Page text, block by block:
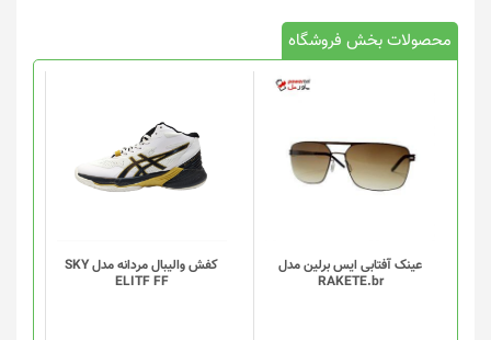
محصولات بخش فروشگاه
عینک آفتابی ایس برلین مدل
RAKETE.br
کفش والیبال مردانه مدل SKY
ELITF FF
دارای
انواع
مختلفی
گزینه
ها